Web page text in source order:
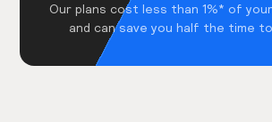
Our plans cost less than 1%* of
and can save you half the time